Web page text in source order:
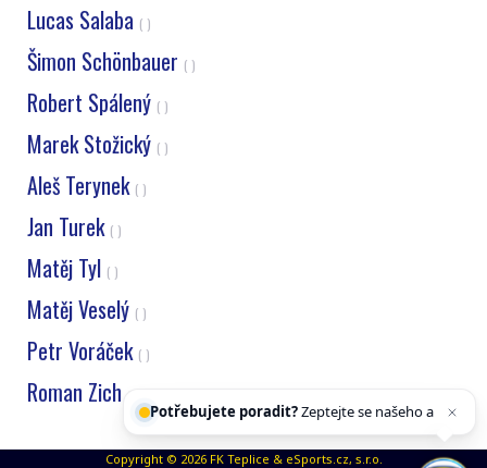
Lucas Salaba ( )
Šimon Schönbauer ( )
Robert Spálený ( )
Marek Stožický ( )
Aleš Terynek ( )
Jan Turek ( )
Matěj Tyl ( )
Matěj Veselý ( )
Petr Voráček ( )
Roman Zich
Copyright © 2026 FK Teplice & eSports.cz, s.r.o.
asistentaChet